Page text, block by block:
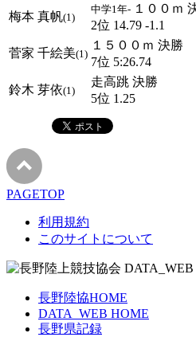
梅本 真帆(1)
中学1年- １００ｍ
2位 14.79 -1.1
菅家 千絵美(1)
１５００ｍ 決勝
7位 5:26.74
鈴木 芽依(1)
走高跳 決勝
5位 1.25
PAGETOP
利用規約
このサイトについて
長野陸協HOME
DATA_WEB HOME
長野県記録